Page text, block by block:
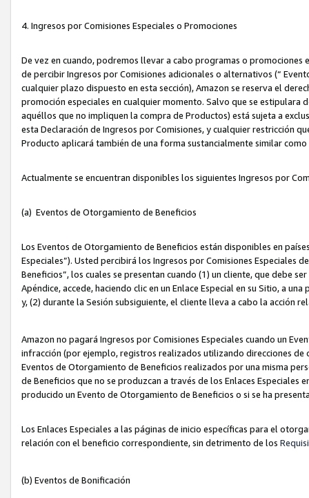
4. Ingresos por Comisiones Especiales o Promociones
De vez en cuando, podremos llevar a cabo programas o
de percibir Ingresos por Comisiones adicionales o alternativos (“
cualquier plazo dispuesto en esta sección), Amazon se reserva el
promoción especiales en cualquier momento. Salvo que se
aquéllos que no impliquen la compra de Productos) está sujeta a
esta Declaración de Ingresos por Comisiones, y cualquier restricción
Producto aplicará también de una forma sustancialmente similar
Actualmente se encuentran disponibles los siguientes Ingresos por
(a) Eventos de Otorgamiento de Beneficios
Los Eventos de Otorgamiento de Beneficios están disponibles en
Especiales”). Usted percibirá los Ingresos por Comisiones Especiales
Beneficios”, los cuales se presentan cuando (1) un cliente, que debe
Apéndice, accede, haciendo clic en un Enlace Especial en su Sitio, a
y, (2) durante la Sesión subsiguiente, el cliente lleva a cabo la acción
Amazon no pagará Ingresos por Comisiones Especiales cuando un
infracción (por ejemplo, registros realizados utilizando direcciones
Eventos de Otorgamiento de Beneficios realizados por una misma
de Beneficios que no se produzcan a través de los Enlaces Especiales
producido un Evento de Otorgamiento de Beneficios o si se ha
Los Enlaces Especiales a las páginas de inicio específicas para el
relación con el beneficio correspondiente, sin detrimento de los
(b) Eventos de Bonificación